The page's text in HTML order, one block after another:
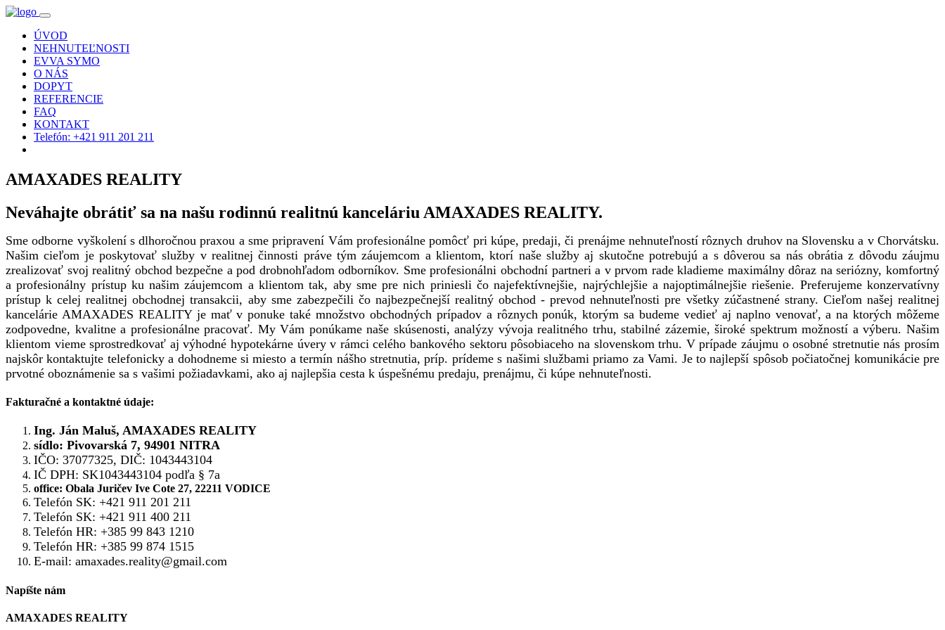
ÚVOD
NEHNUTEĽNOSTI
EVVA SYMO
O NÁS
DOPYT
REFERENCIE
FAQ
KONTAKT
Telefón: +421 911 201 211
AMAXADES REALITY
Neváhajte obrátiť sa na našu rodinnú realitnú kanceláriu AMAXADES REALITY.
Sme odborne vyškolení s dlhoročnou praxou a sme pripravení Vám profesionálne pomôcť pri kúpe, predaji, či prenájme nehnuteľností rôznych druhov na Slovensku a v Chorvátsku.
Našim cieľom je poskytovať služby v realitnej činnosti práve tým záujemcom a klientom, ktorí naše služby aj skutočne potrebujú a s dôverou sa nás obrátia z dôvodu záujmu
zrealizovať svoj realitný obchod bezpečne a pod drobnohľadom odborníkov. Sme profesionálni obchodní partneri a v prvom rade kladieme maximálny dôraz na seriózny, komfortný
a profesionálny prístup ku našim záujemcom a klientom tak, aby sme pre nich priniesli čo najefektívnejšie, najrýchlejšie a najoptimálnejšie riešenie. Preferujeme konzervatívny
prístup k celej realitnej obchodnej transakcii, aby sme zabezpečili čo najbezpečnejší realitný obchod - prevod nehnuteľnosti pre všetky zúčastnené strany. Cieľom našej realitnej
kancelárie AMAXADES REALITY je mať v ponuke také množstvo obchodných prípadov a rôznych ponúk, ktorým sa budeme vedieť aj naplno venovať, a na ktorých môžeme
zodpovedne, kvalitne a profesionálne pracovať. My Vám ponúkame naše skúsenosti, analýzy vývoja realitného trhu, stabilné zázemie, široké spektrum možností a výberu. Našim
klientom vieme sprostredkovať aj výhodné hypotekárne úvery v rámci celého bankového sektoru pôsobiaceho na slovenskom trhu. V prípade záujmu o osobné stretnutie nás prosím
najskôr kontaktujte telefonicky a dohodneme si miesto a termín nášho stretnutia, príp. prídeme s našimi službami priamo za Vami. Je to najlepší spôsob počiatočnej komunikácie pre
prvotné oboznámenie sa s vašimi požiadavkami, ako aj najlepšia cesta k úspešnému predaju, prenájmu, či kúpe nehnuteľnosti.
Fakturačné a kontaktné údaje:
Ing. Ján Maluš, AMAXADES REALITY
sídlo: Pivovarská 7, 94901 NITRA
IČO: 37077325, DIČ: 1043443104
IČ DPH: SK1043443104 podľa § 7a
office: Obala Juričev Ive Cote 27, 22211 VODICE
Telefón SK: +421 911 201 211
Telefón SK: +421 911 400 211
Telefón HR: +385 99 843 1210
Telefón HR: +385 99 874 1515
E-mail: amaxades.reality@gmail.com
Napíšte nám
AMAXADES REALITY